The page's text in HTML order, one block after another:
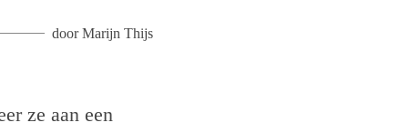
doorMarijn Thijs
ze aan een